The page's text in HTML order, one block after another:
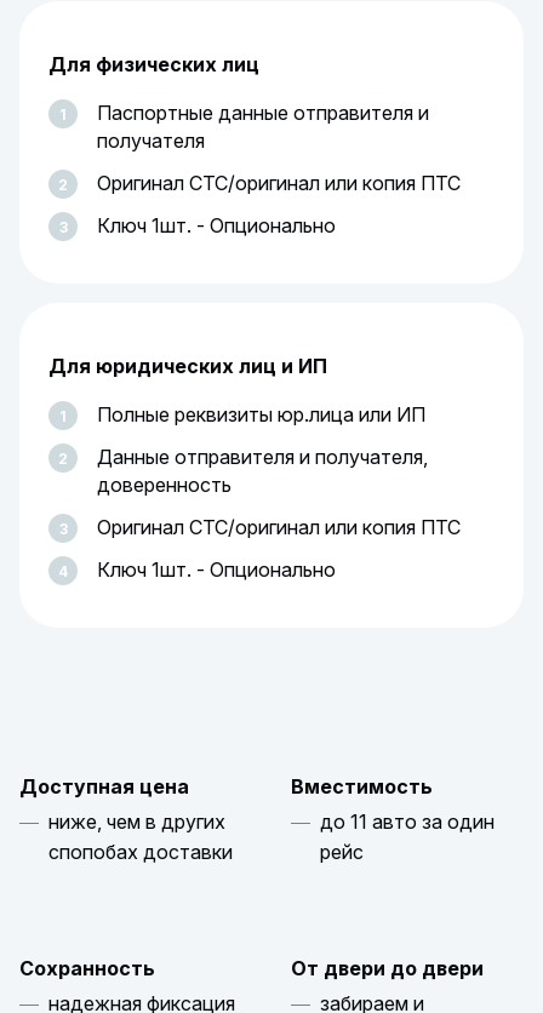
Для физических лиц
Паспортные данные отправителя и
получателя
Оригинал СТС/оригинал или копия ПТС
Ключ 1шт. - Опционально
Для юридических лиц и ИП
Полные реквизиты юр.лица или ИП
Данные отправителя и получателя,
доверенность
Оригинал СТС/оригинал или копия ПТС
Ключ 1шт. - Опционально
Доступная цена
ниже, чем в других
спопобах доставки
Вместимость
до 11 авто за один
рейс
Сохранность
надежная фиксация
От двери до двери
забираем и